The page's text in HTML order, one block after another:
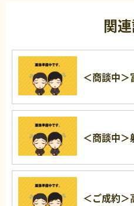
関
＜商談中＞
＜商談中＞
＜ご成約＞